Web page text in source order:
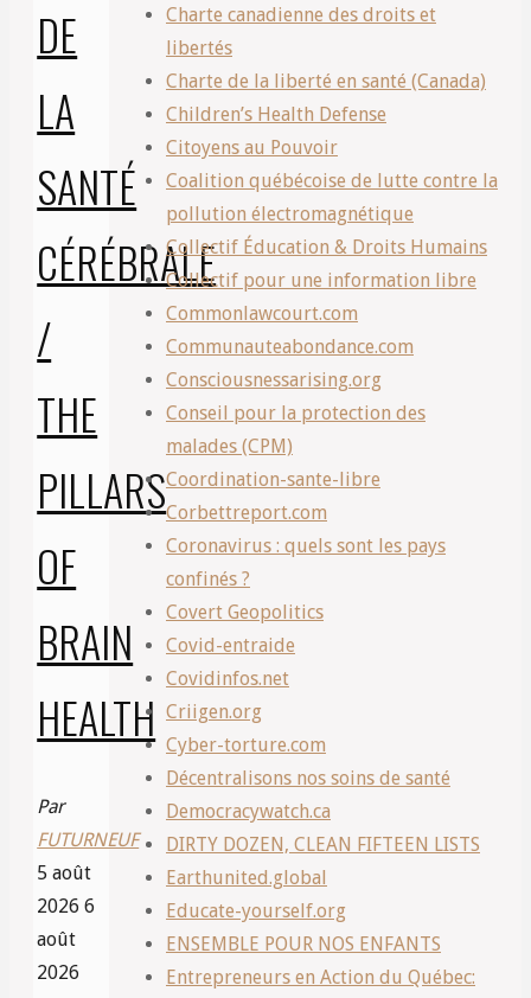
DE
LA
SANTÉ
CÉRÉBRALE
/
THE
PILLARS
OF
BRAIN
HEALTH
Par
FUTURNEUF
5 août
2026 6
août
2026
Charte canadienne des droits et
libertés
Charte de la liberté en santé (Canada)
Children’s Health Defense
Citoyens au Pouvoir
Coalition québécoise de lutte contre la
pollution électromagnétique
Collectif Éducation & Droits Humains
Collectif pour une information libre
Commonlawcourt.com
Communauteabondance.com
Consciousnessarising.org
Conseil pour la protection des
malades (CPM)
Coordination-sante-libre
Corbettreport.com
Coronavirus : quels sont les pays
confinés ?
Covert Geopolitics
Covid-entraide
Covidinfos.net
Criigen.org
Cyber-torture.com
Décentralisons nos soins de santé
Democracywatch.ca
DIRTY DOZEN, CLEAN FIFTEEN LISTS
Earthunited.global
Educate-yourself.org
ENSEMBLE POUR NOS ENFANTS
Entrepreneurs en Action du Québec: